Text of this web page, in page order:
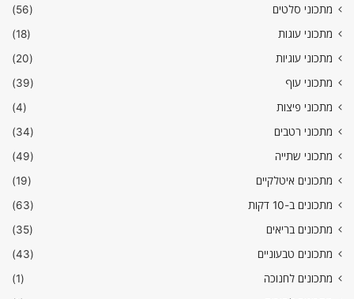
מתכוני סלטים
(56)
מתכוני עוגות
(18)
מתכוני עוגיות
(20)
מתכוני עוף
(39)
מתכוני פיצות
(4)
מתכוני רטבים
(34)
מתכוני שתייה
(49)
מתכונים איטלקיים
(19)
מתכונים ב-10 דקות
(63)
מתכונים בריאים
(35)
מתכונים טבעוניים
(43)
מתכונים לחנוכה
(1)